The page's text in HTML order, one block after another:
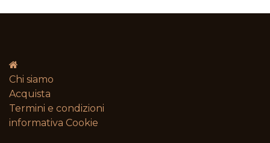
Chi siamo
Acquista
Termini e condizioni​
informativa Cookie